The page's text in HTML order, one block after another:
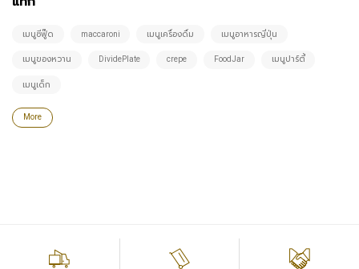
เมนูซีฟู๊ด maccaroni เมนูเครื่องดื่ม เมนูอาหารญี่ปุ่น
เมนูของหวาน DividePlate crepe FoodJar เมนูปาร์ตี้
เมนูเด็ก
More